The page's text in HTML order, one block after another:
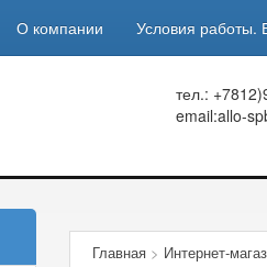
О компании Условия работы.
тел.:
email:allo-
Главная> Интернет-